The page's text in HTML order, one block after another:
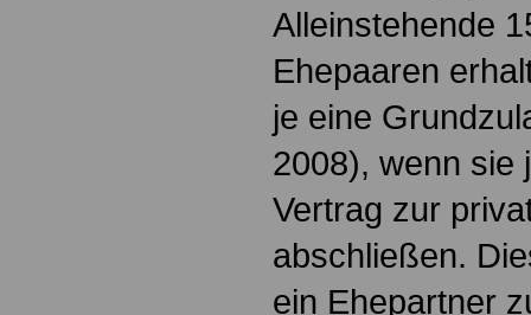
Alleinstehende
Ehepaaren
je eine
2008), wenn sie
Vertrag zur
abschließen.
ein Ehepartner